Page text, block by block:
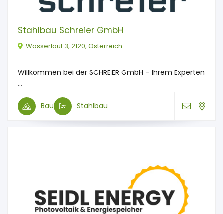
Stahlbau Schreier GmbH
Wasserlauf 3, 2120, Österreich
Willkommen bei der SCHREIER GmbH – Ihrem Experten
...
Bau Stahlbau